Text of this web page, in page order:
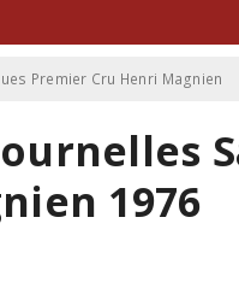
Premier Cru Henri Magnien
1976